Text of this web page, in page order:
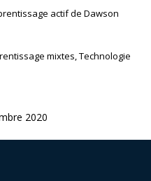
actif de Dawson
mixtes, Technologie
2020